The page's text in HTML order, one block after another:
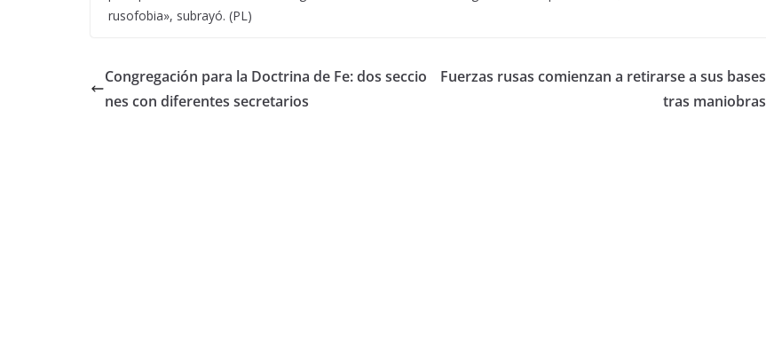
rusofobia», subrayó. (PL)
Congregación para la Doctrina de Fe: dos seccio
nes con diferentes secretarios
Fuerzas rusas comienzan a retirarse a sus bases
tras maniobras